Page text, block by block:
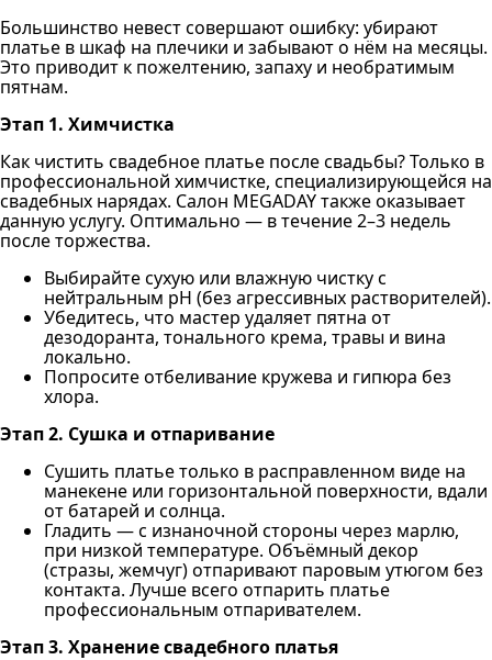
Большинство невест совершают ошибку: убирают
платье в шкаф на плечики и забывают о нём на месяцы.
Это приводит к пожелтению, запаху и необратимым
пятнам.
Этап 1. Химчистка
Как чистить свадебное платье после свадьбы? Только в
профессиональной химчистке, специализирующейся на
свадебных нарядах. Салон MEGADAY также оказывает
данную услугу. Оптимально — в течение 2–3 недель
после торжества.
Выбирайте сухую или влажную чистку с
нейтральным pH (без агрессивных растворителей).
Убедитесь, что мастер удаляет пятна от
дезодоранта, тонального крема, травы и вина
локально.
Попросите отбеливание кружева и гипюра без
хлора.
Этап 2. Сушка и отпаривание
Сушить платье только в расправленном виде на
манекене или горизонтальной поверхности, вдали
от батарей и солнца.
Гладить — с изнаночной стороны через марлю,
при низкой температуре. Объёмный декор
(стразы, жемчуг) отпаривают паровым утюгом без
контакта. Лучше всего отпарить платье
профессиональным отпаривателем.
Этап 3. Хранение свадебного платья